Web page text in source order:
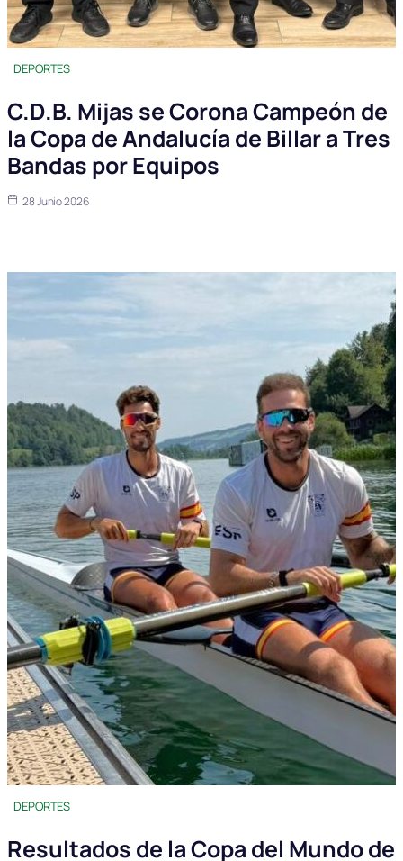
DEPORTES
C.D.B. Mijas se Corona Campeón de
la Copa de Andalucía de Billar a Tres
Bandas por Equipos
28 Junio 2026
DEPORTES
Resultados de la Copa del Mundo de